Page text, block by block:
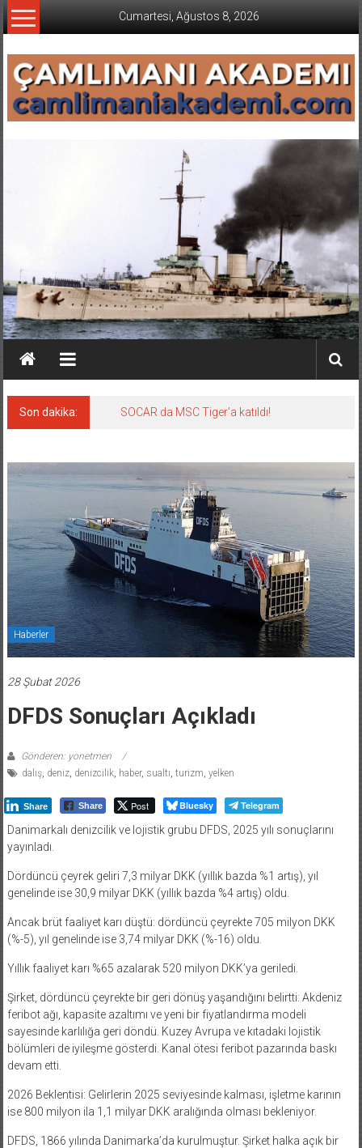
İçeriğe
geç
Cumartesi, Ağustos 8, 2026
Son dakika: SOCAR da MSC Tiger’a katıldı!
Haberler
28 Şubat 2026
DFDS Sonuçları Açıkladı
Gönderen: yonetmen
dalış, deniz, denizcilik, haber, sualtı turizm yelken
Share Share Post Bluesky Telegram
Danimarkalı denizcilik ve lojistik grubu DFDS, 2025 yılı sonuçlarını
yayınladı.
Dördüncü çeyrek geliri 7,3 milyar DKK (yıllık bazda %1 artış), yıl
genelinde ise 30,9 milyar DKK (yıllık bazda %4 artış) oldu.
Ancak brüt faaliyet karı düştü: dördüncü çeyrekte 705 milyon DKK
(%-5), yıl genelinde ise 3,74 milyar DKK (%-16) oldu.
Yıllık faaliyet karı %65 azalarak 520 milyon DKK’ya geriledi.
Şirket, dördüncü çeyrekte bir geri dönüş yaşandığını belirtti: Akdeniz
feribot ağı, kapasite azaltımı ve yeni bir fiyatlandırma modeli
sayesinde karlılığa geri döndü. Kuzey Avrupa ve kıtadaki lojistik
bölümleri de iyileşme gösterdi. Kanal ötesi feribot pazarında baskı
devam etti.
2026 Beklentisi: Gelirlerin 2025 seviyesinde kalması, işletme karının
ise 800 milyon ila 1,1 milyar DKK aralığında olması bekleniyor.
DFDS, 1866 yılında Danimarka’da kurulmuştur. Şirket halka açık bir